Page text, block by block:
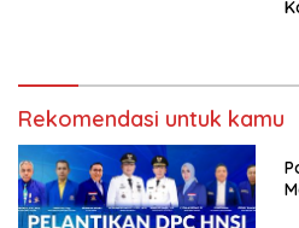
Rekomendasi untuk kamu